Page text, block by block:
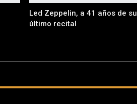
Led Zeppelin, a 41 años de su
último recital